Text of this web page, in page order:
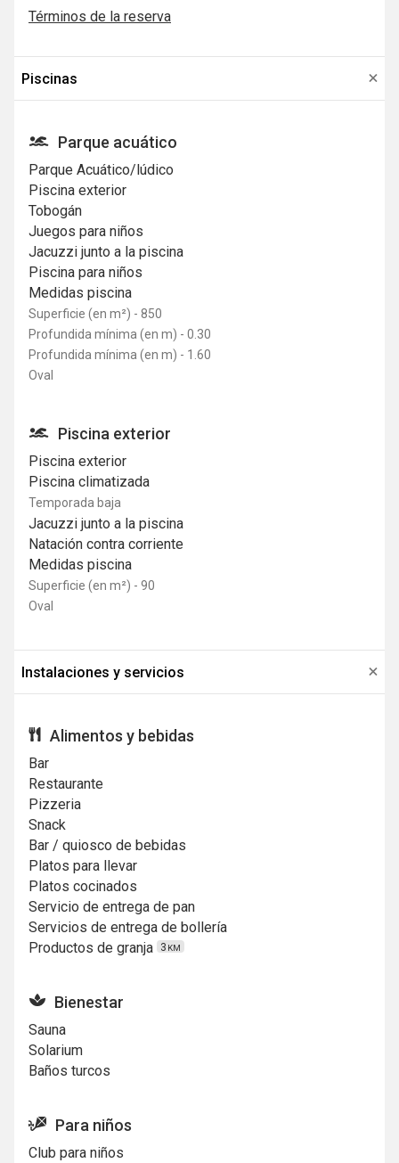
Términos de la reserva
Piscinas
Parque acuático
Parque Acuático/lúdico
Piscina exterior
Tobogán
Juegos para niños
Jacuzzi junto a la piscina
Piscina para niños
Medidas piscina
Superficie (en m²) - 850
Profundida mínima (en m) - 0.30
Profundida mínima (en m) - 1.60
Oval
Piscina exterior
Piscina exterior
Piscina climatizada
Temporada baja
Jacuzzi junto a la piscina
Natación contra corriente
Medidas piscina
Superficie (en m²) - 90
Oval
Instalaciones y servicios
Alimentos y bebidas
Bar
Restaurante
Pizzeria
Snack
Bar / quiosco de bebidas
Platos para llevar
Platos cocinados
Servicio de entrega de pan
Servicios de entrega de bollería
Productos de granja
3 KM
Bienestar
Sauna
Solarium
Baños turcos
Para niños
Club para niños